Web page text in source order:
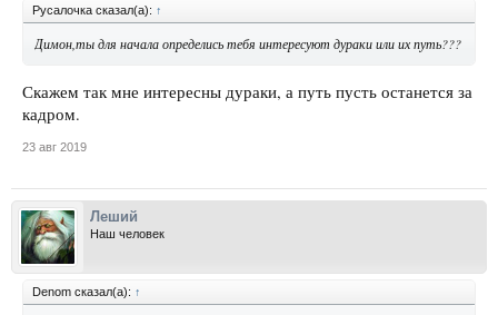
Русалочка сказал(а): ↑
Димон,ты для начала определись тебя интересуют дураки или их путь???
Скажем так мне интересны дураки, а путь пусть останется за
кадром.
23 авг 2019
Леший
Наш человек
Denom сказал(а): ↑